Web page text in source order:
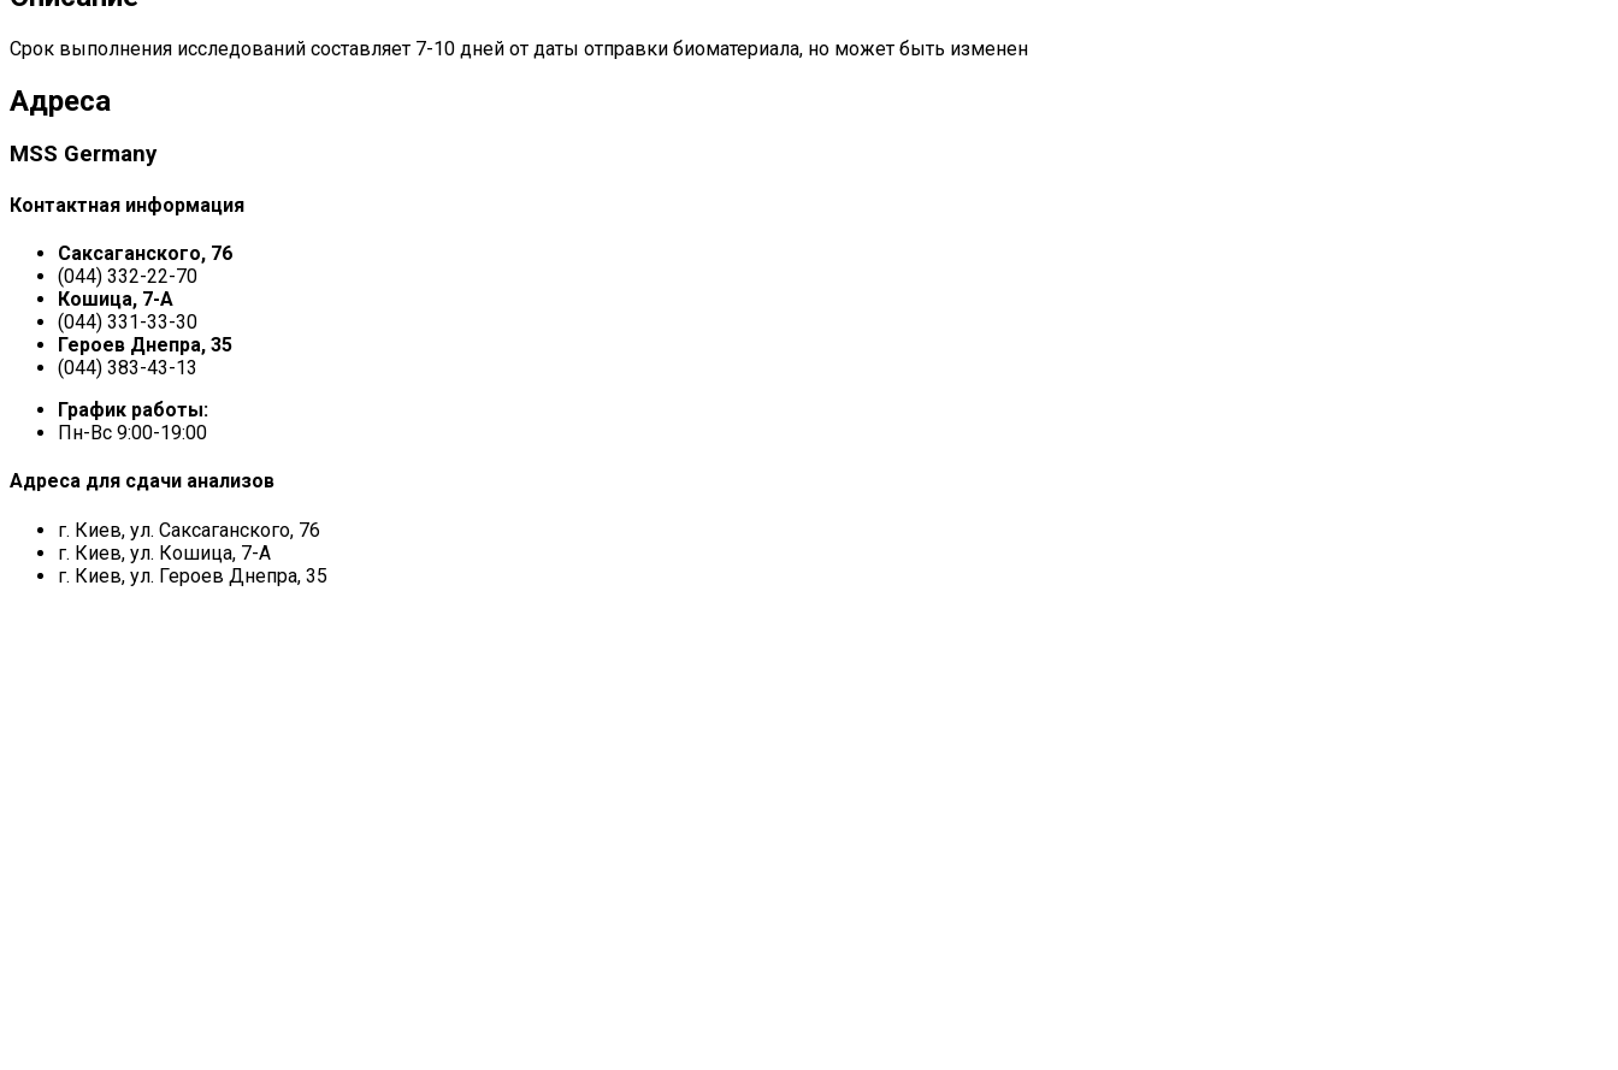
Срок выполнения исследований составляет 7-10 дней от даты отправки биоматериала, но может быть изменен
Адреса
MSS Germany
Контактная информация
Саксаганского, 76
(044) 332-22-70
Кошица, 7-А
(044) 331-33-30
Героев Днепра, 35
(044) 383-43-13
График работы:
Пн-Вс 9:00-19:00
Адреса для сдачи анализов
г. Киев, ул. Саксаганского, 76
г. Киев, ул. Кошица, 7-А
г. Киев, ул. Героев Днепра, 35